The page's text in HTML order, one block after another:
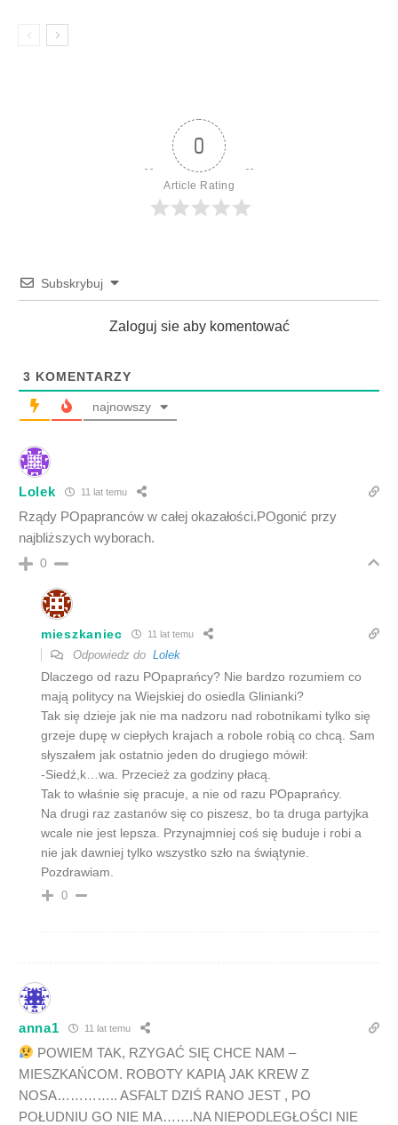
0
Article Rating
Subskrybuj
Zaloguj sie aby komentować
3 KOMENTARZY
najnowszy
Lolek 11 lat temu
Rządy POpapranców w całej okazałości.POgonić przy
najbliższych wyborach.
0
mieszkaniec 11 lat temu
Odpowiedz do Lolek
Dlaczego od razu POpaprańcy? Nie bardzo rozumiem co
mają politycy na Wiejskiej do osiedla Glinianki?
Tak się dzieje jak nie ma nadzoru nad robotnikami tylko się
grzeje dupę w ciepłych krajach a robole robią co chcą. Sam
słyszałem jak ostatnio jeden do drugiego mówił:
-Siedź,k…wa. Przecież za godziny płacą.
Tak to właśnie się pracuje, a nie od razu POpaprańcy.
Na drugi raz zastanów się co piszesz, bo ta druga partyjka
wcale nie jest lepsza. Przynajmniej coś się buduje i robi a
nie jak dawniej tylko wszystko szło na świątynie.
Pozdrawiam.
0
anna1 11 lat temu
POWIEM TAK, RZYGAĆ SIĘ CHCE NAM –
MIESZKAŃCOM. ROBOTY KAPIĄ JAK KREW Z
NOSA………….. ASFALT DZIŚ RANO JEST , PO
POŁUDNIU GO NIE MA…….NA NIEPODLEGŁOŚCI NIE